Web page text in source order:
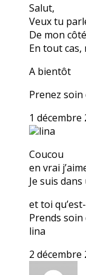
Salut,
Veux tu
De mon
En tout cas,
A bientôt
Prenez soin
1 décembre
lina
Coucou
en vrai
Je suis
et toi
Prends soin
lina
2 décembre